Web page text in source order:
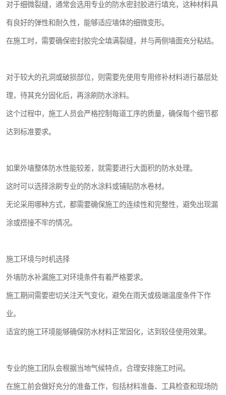
对于细微裂缝，通常会选用专业的防水密封胶进行填充，这种材料具
有良好的弹性和耐久性，能够适应墙体的细微变形。
在施工时，需要确保密封胶完全填满裂缝，并与两侧墙面充分粘结。
对于较大的孔洞或破损部位，则需要先使用专用修补材料进行基层处
理，待其充分固化后，再涂刷防水涂料。
这个过程中，施工人员会严格控制每道工序的质量，确保每个细节都
达到标准要求。
如果外墙整体防水性能较差，就需要进行大面积的防水处理。
这时可以选择涂刷专业的防水涂料或铺贴防水卷材。
无论采用哪种方式，都需要确保施工的连续性和完整性，避免出现漏
涂或搭接不牢的情况。
施工环境与时机选择
外墙防水补漏施工对环境条件有着严格要求。
施工期间需要密切关注天气变化，避免在雨天或极端温度条件下作
业。
适宜的施工环境能够确保防水材料正常固化，达到较佳使用效果。
专业的施工团队会根据当地气候特点，合理安排施工时间。
在施工前会做好充分的准备工作，包括材料准备、工具检查和现场防